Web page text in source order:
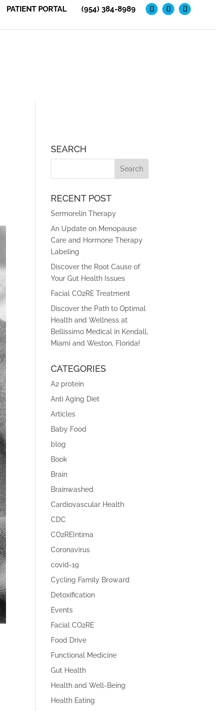
PATIENT PORTAL (954) 384-8989
SEARCH
RECENT POST
Sermorelin Therapy
An Update on Menopause
Care and Hormone Therapy
Labeling
Discover the Root Cause of
Your Gut Health Issues
Facial CO2RE Treatment
Discover the Path to Optimal
Health and Wellness at
Bellissimo Medical in Kendall,
Miami and Weston, Florida!
CATEGORIES
A2 protein
Anti Aging Diet
Articles
Baby Food
blog
Book
Brain
Brainwashed
Cardiovascular Health
CDC
CO2REIntima
Coronavirus
covid-19
Cycling Family Broward
Detoxification
Events
Facial CO2RE
Food Drive
Functional Medicine
Gut Health
Health and Well-Being
Health Eating